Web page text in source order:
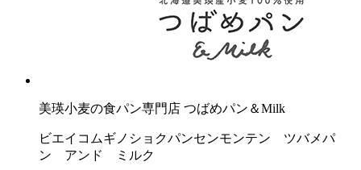
美瑛小麦の食パン専門店 つばめパン＆Milk
ビエイコムギノショクパンセンモンテン ツバメパ
ン アンド ミルク